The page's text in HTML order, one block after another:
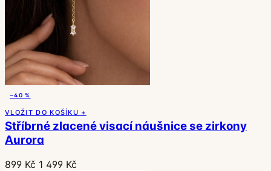
−40 %
VLOŽIT DO KOŠÍKU +
Stříbrné zlacené visací náušnice se zirkony
Aurora
899 Kč 1 499 Kč